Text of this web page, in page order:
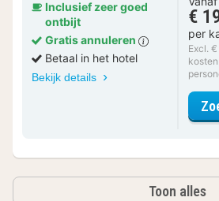
Inclusief zeer goed
ontbijt
Gratis annuleren
Betaal in het hotel
Bekijk details
€
per
Excl.
Toon alles